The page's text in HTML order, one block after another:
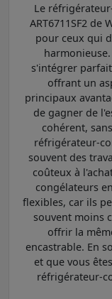
Le
ART6711SF2
pour ceux qui
s'intégrer
offrant un
principaux
de gagner de
cohérent,
réfrigérateur-
souvent des
coûteux à
congélateurs
flexibles, car ils
souvent moins
offrir la
encastrable. En
et que vous
réfrigérateur-